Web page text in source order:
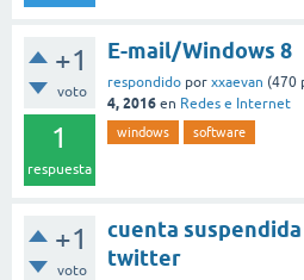
+1
voto
1
respuesta
E-mail/Windows 8
respondido por xxaevan (470
4, 2016 en Redes e Internet
windows software
+1
voto
cuenta
twitter